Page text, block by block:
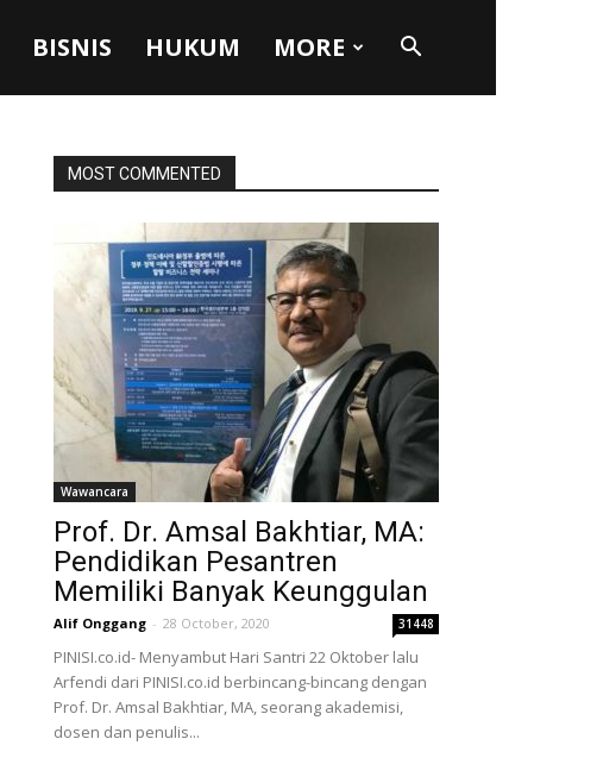
BISNIS HUKUM MORE
MOST COMMENTED
Wawancara
Prof. Dr. Amsal Bakhtiar, MA:
Pendidikan Pesantren
Memiliki Banyak Keunggulan
Alif Onggang - 28 October, 2020 31448
PINISI.co.id- Menyambut Hari Santri 22 Oktober lalu
Arfendi dari PINISI.co.id berbincang-bincang dengan
Prof. Dr. Amsal Bakhtiar, MA, seorang akademisi,
dosen dan penulis...